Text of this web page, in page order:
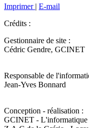
Imprimer | E-mail
Crédits :
Gestionnaire de site :
Cédric Gendre, GCINET
Responsable de
Jean-Yves Bonnard
Conception - réalisation :
GCINET - L'informatique